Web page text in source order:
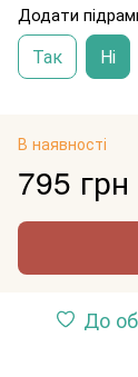
Додати
Так Ні
В наявності
795 грн
До